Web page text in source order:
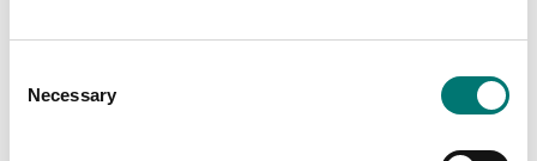
Selection
Necessary
Är tillbehör till